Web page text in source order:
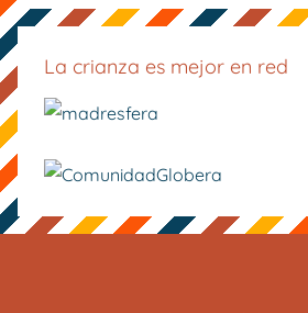
La crianza es mejor en red